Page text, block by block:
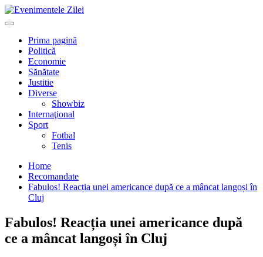
Mergi
la
Primary
Prima pagină
Politică
Economie
Sănătate
Justitie
Diverse
Showbiz
Internaţional
Sport
Fotbal
Tenis
Home
Recomandate
Fabulos! Reacția unei americance după ce a mâncat langoși în
Cluj
Fabulos! Reacția unei americance după
ce a mâncat langoși în Cluj